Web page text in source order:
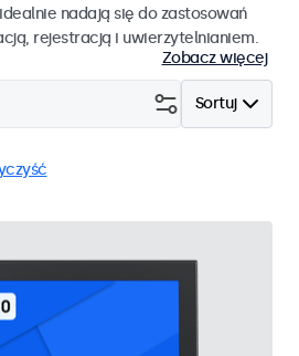
nadają się do zastosowań
rejestracją i uwierzytelnianiem.
Zobacz więcej
Sortuj